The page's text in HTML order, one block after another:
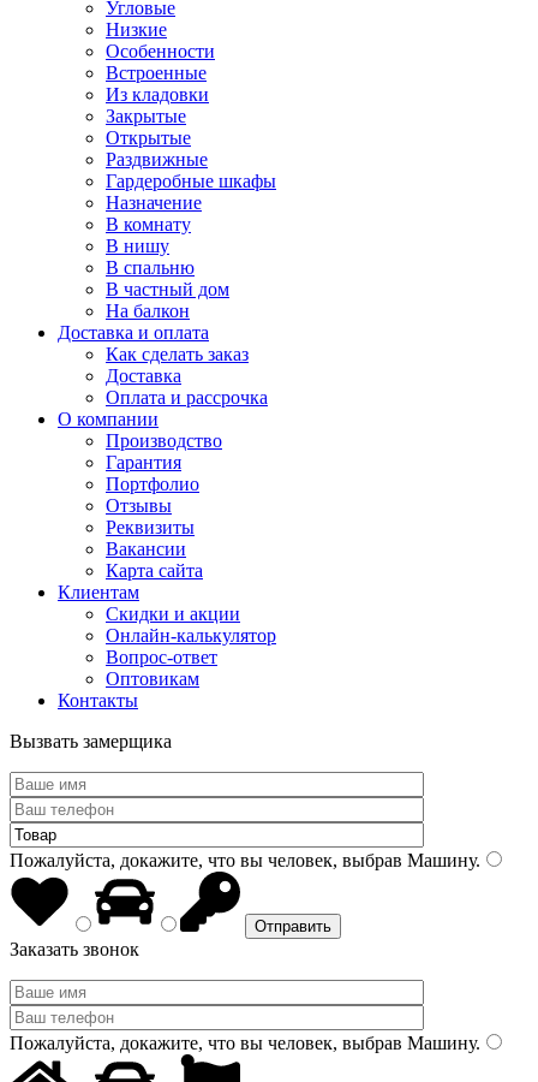
Угловые
Низкие
Особенности
Встроенные
Из кладовки
Закрытые
Открытые
Раздвижные
Гардеробные шкафы
Назначение
В комнату
В нишу
В спальню
В частный дом
На балкон
Доставка и оплата
Как сделать заказ
Доставка
Оплата и рассрочка
О компании
Производство
Гарантия
Портфолио
Отзывы
Реквизиты
Вакансии
Карта сайта
Клиентам
Скидки и акции
Онлайн-калькулятор
Вопрос-ответ
Оптовикам
Контакты
Вызвать замерщика
Пожалуйста, докажите, что вы человек, выбрав Машину.
Заказать звонок
Пожалуйста, докажите, что вы человек, выбрав Машину.